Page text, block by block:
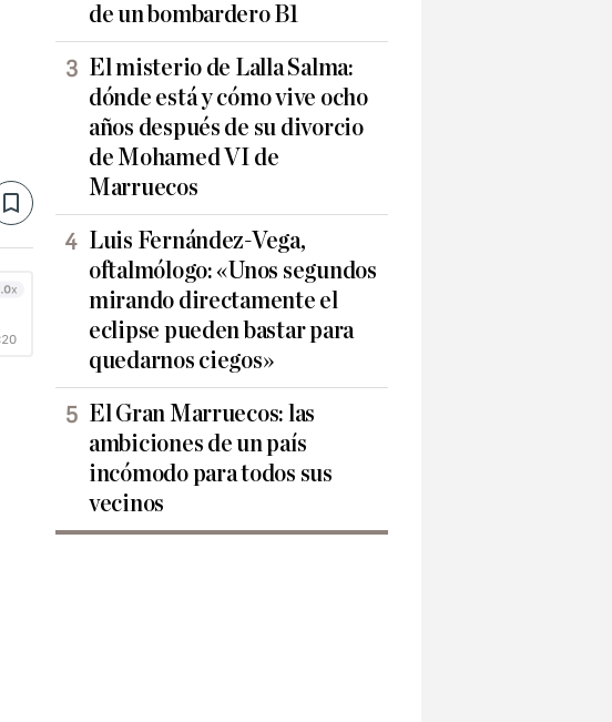
Save
de un bombardero B1
El misterio de Lalla Salma:
dónde está y cómo vive ocho
años después de su divorcio
de Mohamed VI de
Marruecos
Luis Fernández-Vega,
oftalmólogo: «Unos segundos
mirando directamente el
eclipse pueden bastar para
quedarnos ciegos»
El Gran Marruecos: las
ambiciones de un país
incómodo para todos sus
vecinos